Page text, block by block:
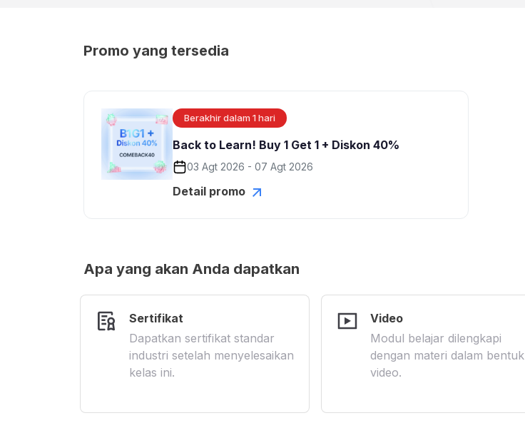
Promo yang tersedia
Berakhir dalam 1 hari
Back to Learn! Buy 1 Get 1 + Diskon 40%
03 Agt 2026 - 07 Agt 2026
Detail promo
Apa yang akan Anda dapatkan
Sertifikat
Dapatkan sertifikat standar
industri setelah menyelesaikan
kelas ini.
Video
Modul belajar dilengkapi
dengan materi dalam bentuk
video.